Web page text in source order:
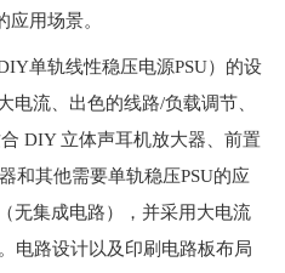
应用场景。
单轨线性稳压电源PSU）的设
电流、出色的线路/负载调节、
DIY 立体声耳机放大器、前置
和其他需要单轨稳压PSU的应
无集成电路），并采用大电流
电路设计以及印刷电路板布局